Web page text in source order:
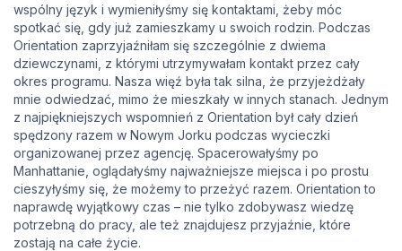
wspólny język i wymieniłyśmy się kontaktami, żeby móc
spotkać się, gdy już zamieszkamy u swoich rodzin. Podczas
Orientation zaprzyjaźniłam się szczególnie z dwiema
dziewczynami, z którymi utrzymywałam kontakt przez cały
okres programu. Nasza więź była tak silna, że przyjeżdżały
mnie odwiedzać, mimo że mieszkały w innych stanach. Jednym
z najpiękniejszych wspomnień z Orientation był cały dzień
spędzony razem w Nowym Jorku podczas wycieczki
organizowanej przez agencję. Spacerowałyśmy po
Manhattanie, oglądałyśmy najważniejsze miejsca i po prostu
cieszyłyśmy się, że możemy to przeżyć razem. Orientation to
naprawdę wyjątkowy czas – nie tylko zdobywasz wiedzę
potrzebną do pracy, ale też znajdujesz przyjaźnie, które
zostają na całe życie.